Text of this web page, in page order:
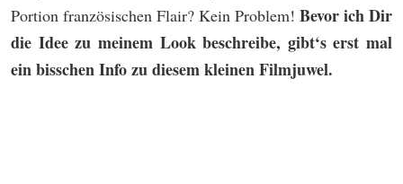
Portion französischen Flair? Kein Problem! Bevor ich Dir
die Idee zu meinem Look beschreibe, gibt‘s erst mal
ein bisschen Info zu diesem kleinen Filmjuwel.